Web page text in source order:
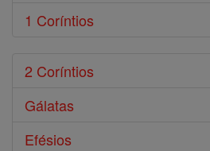
1 Coríntios
2 Coríntios
Gálatas
Efésios